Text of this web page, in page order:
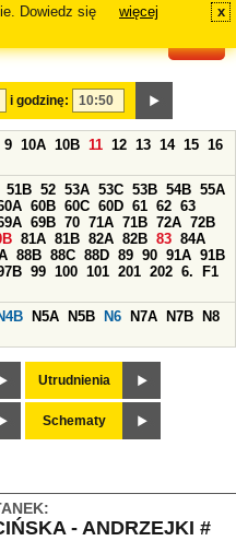
Dowiedz się
więcej x
i godzinę:
9 10A 10B 11 12 13 14 15 16
51B 52 53A 53C 53B 54B 55A
60B 60C 60D 61 62 63
69B 70 71A 71B 72A 72B
81A 81B 82A 82B 83 84A
88B 88C 88D 89 90 91A 91B
99 100 101 201 202 6.
F1
N5A N5B N6 N7A N7B
N8
Utrudnienia
Schematy
- ANDRZEJKI #